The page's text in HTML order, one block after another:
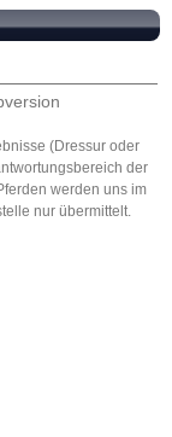
(Dressur oder
der
werden uns im
nur übermittelt.